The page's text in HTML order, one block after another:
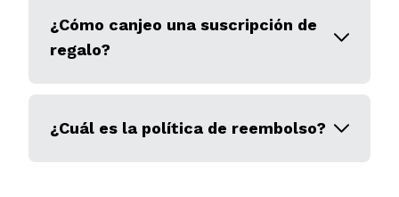
¿Cómo canjeo una suscripción de
regalo?
¿Cuál es la política de reembolso?